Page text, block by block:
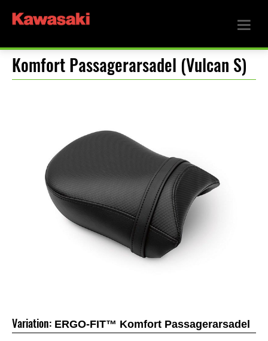
Komfort Passagerarsadel (Vulcan S)
Variation: ERGO-FIT™ Komfort Passagerarsadel